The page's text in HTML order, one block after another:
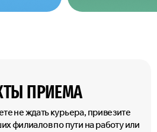
ПРИЕМА
не ждать курьера, привезите
филиалов по пути на работу или